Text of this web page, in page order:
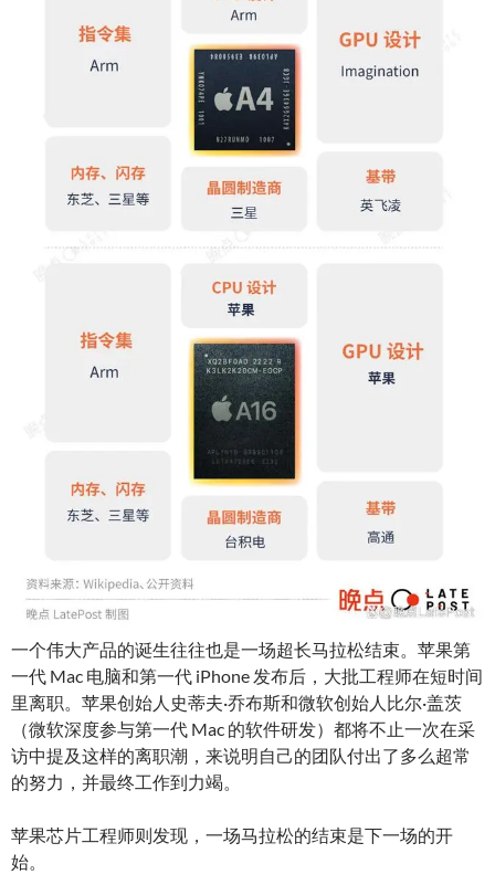
一个伟大产品的诞生往往也是一场超长马拉松结束。苹果第
一代 Mac 电脑和第一代 iPhone 发布后，大批工程师在短时间
里离职。苹果创始人史蒂夫·乔布斯和微软创始人比尔·盖茨
（微软深度参与第一代 Mac 的软件研发）都将不止一次在采
访中提及这样的离职潮，来说明自己的团队付出了多么超常
的努力，并最终工作到力竭。
苹果芯片工程师则发现，一场马拉松的结束是下一场的开
始。